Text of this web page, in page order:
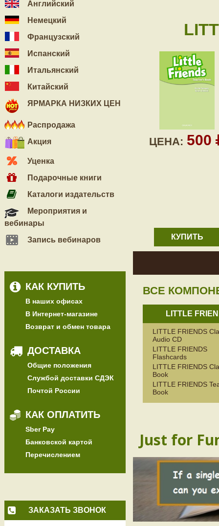
Английский
Немецкий
Французский
Испанский
Итальянский
Китайский
ЯРМАРКА НИЗКИХ ЦЕН
Распродажа
Акция
Уценка
Подарочные книги
Каталоги издательств
Мероприятия и
вебинары
Запись вебинаров
КАК КУПИТЬ
В наших офисах
В Интернет-магазине
Возврат и обмен товара
ДОСТАВКА
Общие положения
Службой доставки СДЭК
Почтой России
КАК ОПЛАТИТЬ
Sber Pay
Банковской картой
Перечислением
ЗАКАЗАТЬ ЗВОНОК
ЦЕНА: 500
КУПИТЬ
ВСЕ
LITTLE
LITTLE FRIENDS
Audio CD
LITTLE FRIENDS
Flashcards
LITTLE FRIENDS
Book
LITTLE FRIENDS
Book
Just for